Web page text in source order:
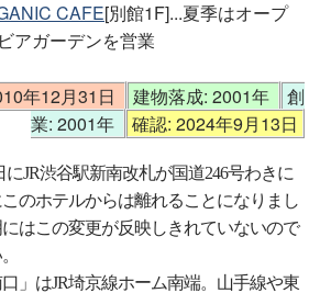
CAFE[別館1F]...夏季はオープ
アガーデンを営業
年12月31日 建物落成: 2001年
創
業: 2001年
確認: 2024年9月13日
にJR渋谷駅新南改札が国道246号わきに
のホテルからは離れることになりまし
はこの変更が反映しきれていないので
」はJR埼京線ホーム南端。山手線や東